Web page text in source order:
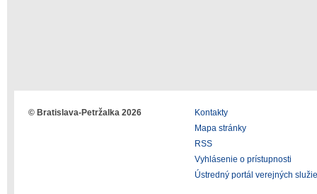
© Bratislava-Petržalka 2026
Kontakty
Mapa stránky
RSS
Vyhlásenie o prístupnosti
Ústredný portál verejných